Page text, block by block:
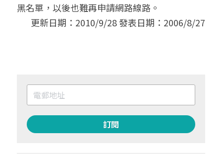
黑名單，以後也難再申請網路線路。
更新日期：2010/9/28 發表日期：2006/8/27
訂閱